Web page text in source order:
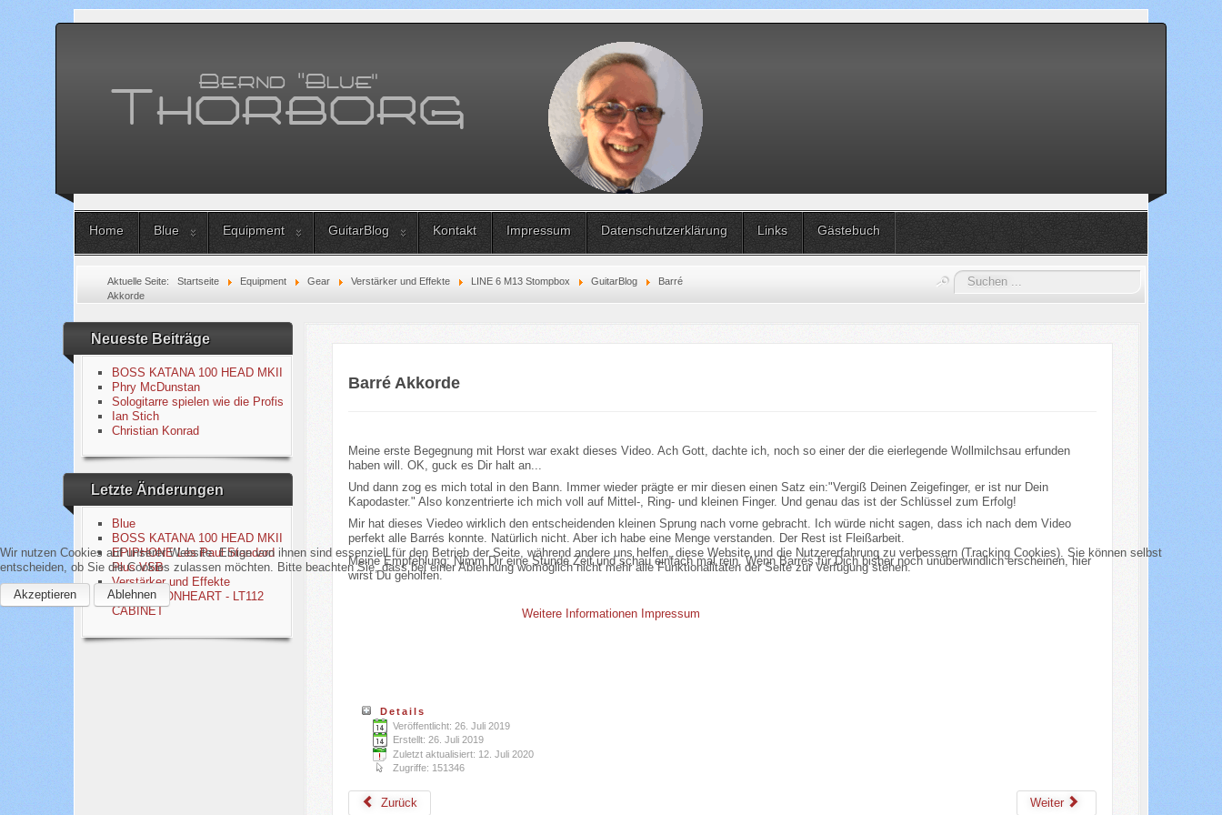
Home Blue Equipment GuitarBlog Kontakt Impressum Datenschutzerklärung Links Gästebuch
Aktuelle Seite:Startseite Equipment Gear Verstärker und Effekte LINE 6 M13 Stompbox GuitarBlog
Barré
Akkorde
Suchen
...
Neueste Beiträge
BOSS KATANA 100 HEAD MKII
Phry McDunstan
Sologitarre spielen wie die Profis
Ian Stich
Christian Konrad
Letzte Änderungen
Blue
BOSS KATANA 100 HEAD MKII
EPIPHONE Les Paul Standard
Plus VSB
Verstärker und Effekte
LANEY LIONHEART - LT112
CABINET
Barré Akkorde
Meine erste Begegnung mit Horst war exakt dieses Video. Ach Gott, dachte ich, noch so einer der die eierlegende Wollmilchsau erfunden
haben will. OK, guck es Dir halt an...
Und dann zog es mich total in den Bann. Immer wieder prägte er mir diesen einen Satz ein:"Vergiß Deinen Zeigefinger, er ist nur Dein
Kapodaster." Also konzentrierte ich mich voll auf Mittel-, Ring- und kleinen Finger. Und genau das ist der Schlüssel zum Erfolg!
Mir hat dieses Viedeo wirklich den entscheidenden kleinen Sprung nach vorne gebracht. Ich würde nicht sagen, dass ich nach dem Video
perfekt alle Barrés konnte. Natürlich nicht. Aber ich habe eine Menge verstanden. Der Rest ist Fleißarbeit.
Meine Empfehlung: Nimm Dir eine Stunde Zeit und schau einfach mal rein. Wenn Barrés für Dich bisher noch unüberwindlich erscheinen, hier
wirst Du geholfen.
Details
Veröffentlicht: 26. Juli 2019
Erstellt: 26. Juli 2019
Zuletzt aktualisiert: 12. Juli 2020
Zugriffe: 151346
Zurück Weiter
Wir nutzen Cookies auf unserer Website. Einige von ihnen sind essenziell für den Betrieb der Seite, während andere uns helfen, diese Website und die Nutzererfahrung zu verbessern (Tracking Cookies). Sie können selbst
entscheiden, ob Sie die Cookies zulassen möchten. Bitte beachten Sie, dass bei einer Ablehnung womöglich nicht mehr alle Funktionalitäten der Seite zur Verfügung stehen.
Akzeptieren
Ablehnen
Weitere Informationen Impressum